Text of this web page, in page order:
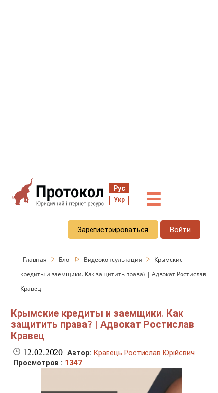
Рус
Укр ☰
Зарегистрироваться Войти
Главная Блог Видеоконсультация
Крымские
кредиты и заемщики. Как защитить права? | Адвокат Ростислав
Кравец
Крымские кредиты и заемщики. Как
защитить права? | Адвокат Ростислав
Кравец
12.02.2020 Автор: Кравець Ростислав Юрійович
Просмотров : 1347